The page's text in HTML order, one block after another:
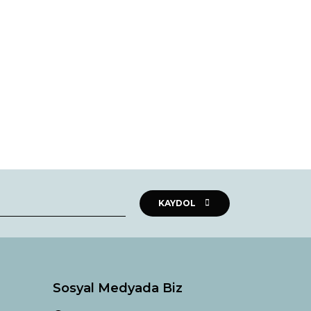
KAYDOL
Sosyal Medyada Biz